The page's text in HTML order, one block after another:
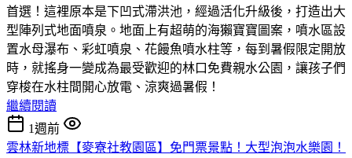
首選！這裡原本是下凹式滯洪池，經過活化升級後，打造出大
型陣列式地面噴泉。地面上有超萌的海獺寶寶圖案，噴水區設
置水母瀑布、彩虹噴泉、花饅魚噴水柱等，每到暑假限定開放
時，就搖身一變成為最受歡迎的林口免費親水公園，讓孩子們
穿梭在水柱間開心放電、涼爽過暑假！
繼續閱讀
1週前
雲林新地標【麥寮社教園區】免門票景點！大型泡泡水樂園！